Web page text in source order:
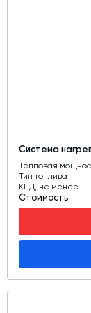
Затворы для
Датчики
Промышленные
Дробильно-
Система
Тепловая
Тип топлива
КПД, не менее
Стоимость: